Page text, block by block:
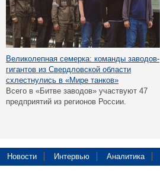
Великолепная семерка: команды заводов-
гигантов из Свердловской области
схлестнулись в «Мире танков»
Всего в «Битве заводов» участвуют 47
предприятий из регионов России.
Новости Интервью Аналитика